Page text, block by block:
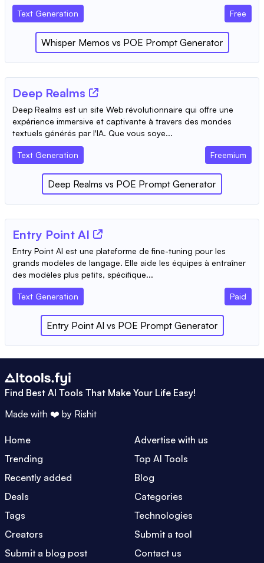
Text Generation Free
Whisper Memos vs POE Prompt Generator
Deep Realms
Deep Realms est un site Web révolutionnaire qui offre une
expérience immersive et captivante à travers des mondes
textuels générés par l'IA. Que vous soye...
Text Generation Freemium
Deep Realms vs POE Prompt Generator
Entry Point AI
Entry Point AI est une plateforme de fine-tuning pour les
grands modèles de langage. Elle aide les équipes à entraîner
des modèles plus petits, spécifique...
Text Generation Paid
Entry Point AI vs POE Prompt Generator
Find Best AI Tools That Make Your Life Easy!
Made with ❤️ by Rishit
Home
Advertise with us
Trending
Top AI Tools
Recently added
Blog
Deals
Categories
Tags
Technologies
Creators
Submit a tool
Submit a blog post
Contact us